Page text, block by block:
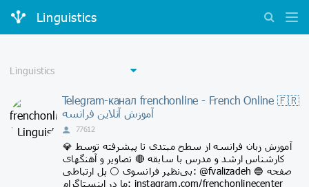
Linguistics
Telegram-канал frenchonline - French Online 🇫🇷
آموزش آنلاین فرانسه
77612
💎 آموزش زبان فرانسه از سطح مبتدی تا پیشرفته توسط
کارشناس ارشد و مدرس با سابقه 🔴 تصاویر و آهنگهای
بی‌نظیر فرانسوی ⚪️ پل ارتباطی: @fvalizadeh 🔵 صفحه
ما در اینستاگرام: instagram.com/frenchonlinecenter